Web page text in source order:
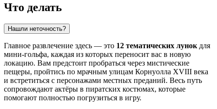
Что делать
Нашли неточность?
Главное развлечение здесь — это 12 тематических лунок для
мини-гольфа, каждая из которых переносит вас в новую
локацию. Вам предстоит пробраться через мистические
пещеры, пройтись по мрачным улицам Корнуолла XVIII века
и встретиться с персонажами местных преданий. Весь путь
сопровождают актёры в пиратских костюмах, которые
помогают полностью погрузиться в игру.